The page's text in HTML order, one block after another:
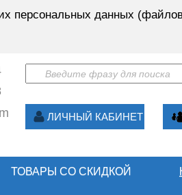
персональных данных
ЛИЧНЫЙ КАБИНЕТ
ТОВАРЫ СО СКИДКОЙ